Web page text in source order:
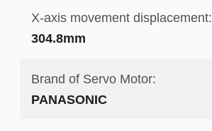
X-axis movement displacement:
304.8mm
Brand of Servo Motor:
PANASONIC